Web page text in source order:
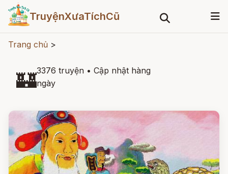
TruyệnXưaTíchCũ
Trang chủ >
🏰3376 truyện • Cập nhật hàng
ngày